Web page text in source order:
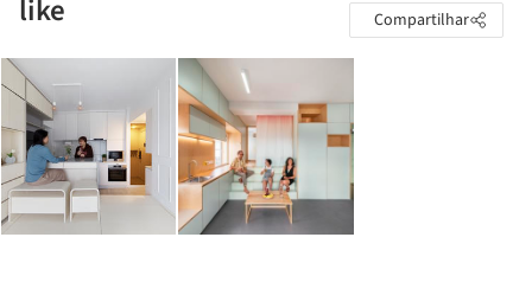
like Compartilhar